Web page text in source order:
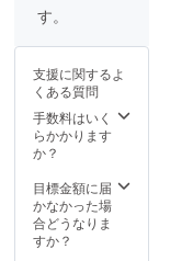
格より
下がる
可能性
がござ
いま
す。
る可能
性があ
りま
す。 ※
皆様の
ご支援
によ
り、量
産体制
・取り
具×2
セット
・説明
書兼保
×2 ※こ
の商品
は量産
す。
支援に関するよ
くある質問
手数料はいく
らかかります
か？
目標金額に届
かなかった場
合どうなりま
すか？